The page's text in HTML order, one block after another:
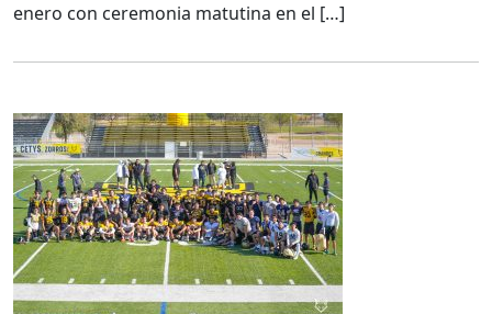
enero con ceremonia matutina en el […]